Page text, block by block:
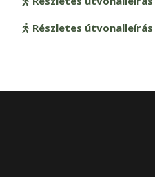
Részletes